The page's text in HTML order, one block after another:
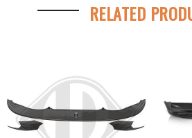
RELATED